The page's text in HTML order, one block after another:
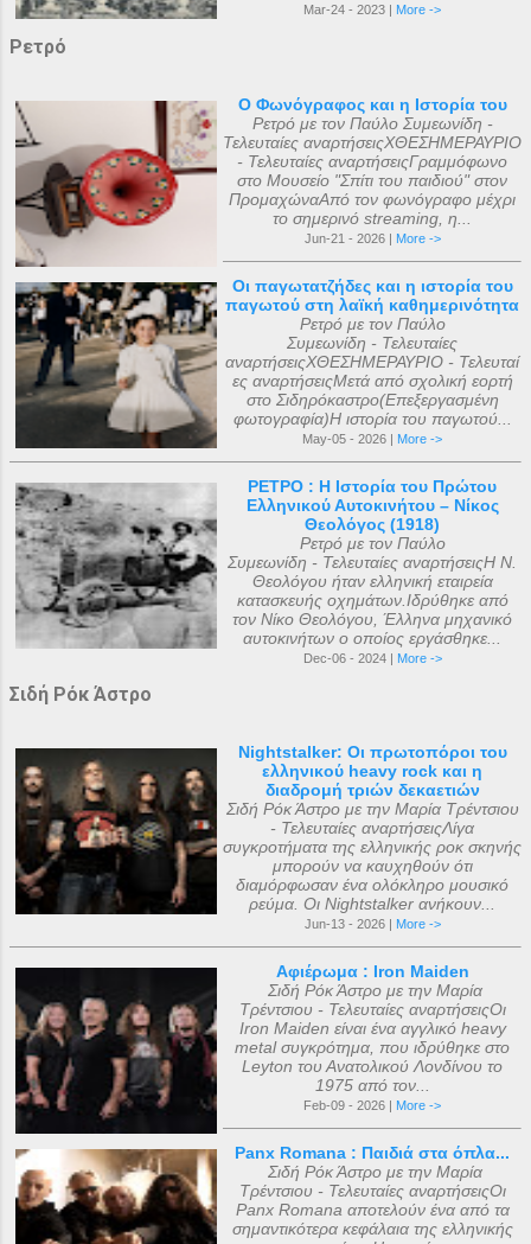
Mar-24 - 2023 | More ->
Ρετρό
Ο Φωνόγραφος και η Ιστορία του
Ρετρό με τον Παύλο Συμεωνίδη -
Τελευταίες αναρτήσειςΧΘΕΣΗΜΕΡΑΥΡΙΟ
- Τελευταίες αναρτήσειςΓραμμόφωνο
στο Μουσείο "Σπίτι του παιδιού" στον
ΠρομαχώναΑπό τον φωνόγραφο μέχρι
το σημερινό streaming, η...
Jun-21 - 2026 | More ->
Οι παγωτατζήδες και η ιστορία του
παγωτού στη λαϊκή καθημερινότητα
Ρετρό με τον Παύλο
Συμεωνίδη - Τελευταίες
αναρτήσειςΧΘΕΣΗΜΕΡΑΥΡΙΟ - Τελευταί
ες αναρτήσειςΜετά από σχολική εορτή
στο Σιδηρόκαστρο(Επεξεργασμένη
φωτογραφία)Η ιστορία του παγωτού...
May-05 - 2026 | More ->
ΡΕΤΡΟ : Η Ιστορία του Πρώτου
Ελληνικού Αυτοκινήτου – Νίκος
Θεολόγος (1918)
Ρετρό με τον Παύλο
Συμεωνίδη - Τελευταίες αναρτήσειςΗ Ν.
Θεολόγου ήταν ελληνική εταιρεία
κατασκευής οχημάτων.Ιδρύθηκε από
τον Νίκο Θεολόγου, Έλληνα μηχανικό
αυτοκινήτων ο οποίος εργάσθηκε...
Dec-06 - 2024 | More ->
Σιδή Ρόκ Άστρο
Nightstalker: Οι πρωτοπόροι του
ελληνικού heavy rock και η
διαδρομή τριών δεκαετιών
Σιδή Ρόκ Άστρο με την Μαρία Τρέντσιου
- Τελευταίες αναρτήσειςΛίγα
συγκροτήματα της ελληνικής ροκ σκηνής
μπορούν να καυχηθούν ότι
διαμόρφωσαν ένα ολόκληρο μουσικό
ρεύμα. Οι Nightstalker ανήκουν...
Jun-13 - 2026 | More ->
Αφιέρωμα : Iron Maiden
Σιδή Ρόκ Άστρο με την Μαρία
Τρέντσιου - Τελευταίες αναρτήσειςΟι
Iron Maiden είναι ένα αγγλικό heavy
metal συγκρότημα, που ιδρύθηκε στο
Leyton του Ανατολικού Λονδίνου το
1975 από τον...
Feb-09 - 2026 | More ->
Panx Romana : Παιδιά στα όπλα...
Σιδή Ρόκ Άστρο με την Μαρία
Τρέντσιου - Τελευταίες αναρτήσειςΟι
Panx Romana αποτελούν ένα από τα
σημαντικότερα κεφάλαια της ελληνικής